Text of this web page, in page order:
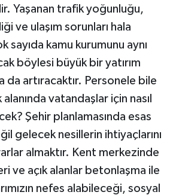
Yaşanan trafik yoğunluğu,
ve ulaşım sorunları hala
sayıda kamu kurumunu aynı
böylesi büyük bir yatırım
da artıracaktır. Personele bile
vatandaşlar için nasıl
Şehir planlamasında esas
gelecek nesillerin ihtiyaçlarını
almaktır. Kent merkezinde
ve açık alanlar betonlaşma ile
nefes alabileceği, sosyal